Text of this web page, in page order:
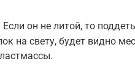
он не литой, то
на свету, будет видно